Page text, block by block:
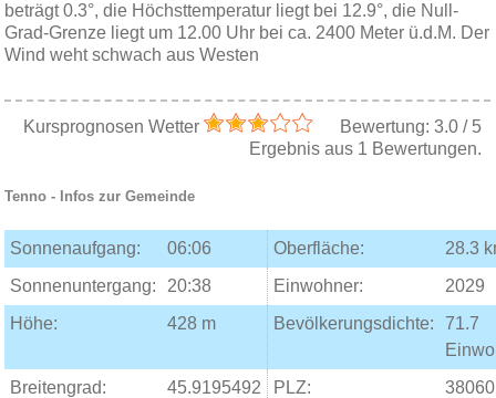
beträgt 0.3°, die Höchsttemperatur liegt bei 12.9°, die Null-
Grad-Grenze liegt um 12.00 Uhr bei ca. 2400 Meter ü.d.M. Der
Wind weht schwach aus Westen
Kursprognosen Wetter Bewertung: 3.0/ 5
Ergebnis aus 1 Bewertungen.
Tenno - Infos zur Gemeinde
Sonnenaufgang: 06:06 Oberfläche:
28.3
Sonnenuntergang:
20:38 Einwohner:
2029
Höhe:
428 m Bevölkerungsdichte:
71.7
Breitengrad:
45.9195492 PLZ:
38060